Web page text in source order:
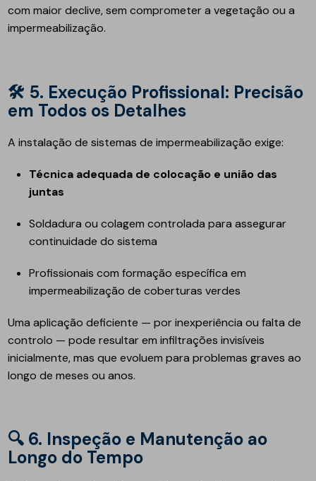
com maior declive, sem comprometer a vegetação ou a
impermeabilização.
5. Execução Profissional: Precisão
em Todos os Detalhes
A instalação de sistemas de impermeabilização exige:
Técnica adequada de colocação e união das
juntas
Soldadura ou colagem controlada para assegurar
continuidade do sistema
Profissionais com formação específica em
impermeabilização de coberturas verdes
Uma aplicação deficiente — por inexperiência ou falta de
controlo — pode resultar em infiltrações invisíveis
inicialmente, mas que evoluem para problemas graves ao
longo de meses ou anos.
6. Inspeção e Manutenção ao
Longo do Tempo